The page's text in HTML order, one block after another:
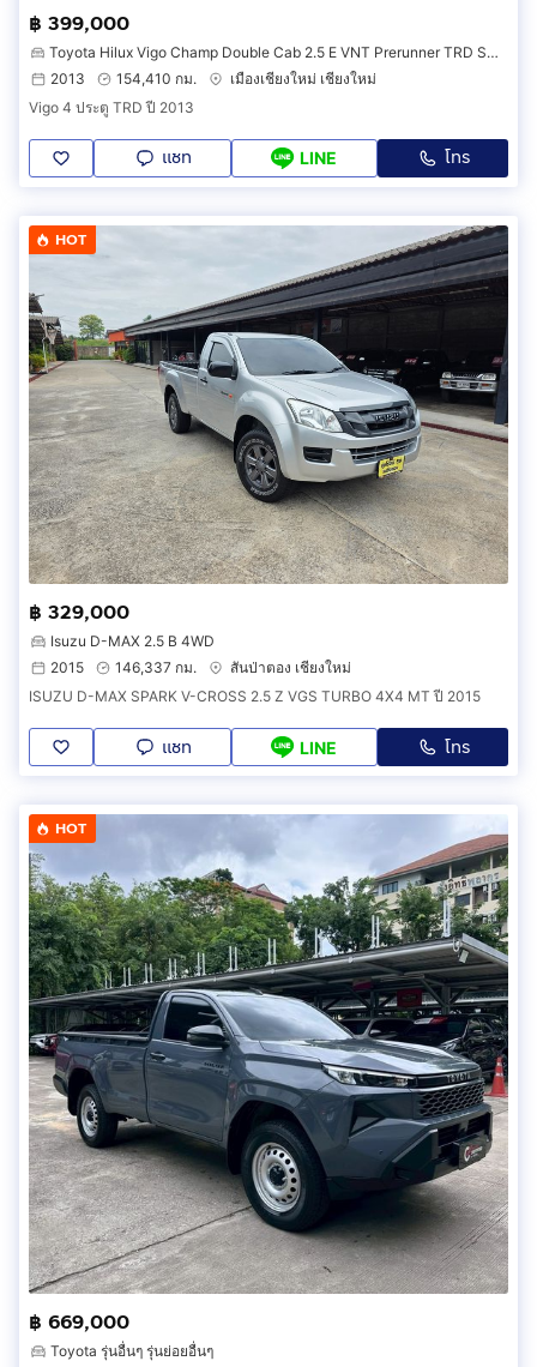
฿ 399,000
Toyota Hilux Vigo Champ Double Cab 2.5 E VNT Prerunner TRD Sportivo
2013
154,410 กม.
เมืองเชียงใหม่ เชียงใหม่
Vigo 4 ประตู TRD ปี 2013
แชท LINE โทร
HOT
฿ 329,000
Isuzu D-MAX 2.5 B 4WD
2015
146,337 กม.
สันป่าตอง เชียงใหม่
ISUZU D-MAX SPARK V-CROSS 2.5 Z VGS TURBO 4X4 MT ปี 2015
แชท LINE โทร
HOT
฿ 669,000
Toyota รุ่นอื่นๆ รุ่นย่อยอื่นๆ